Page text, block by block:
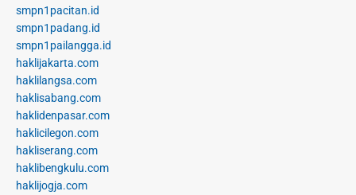
smpn1pacitan.id
smpn1padang.id
smpn1pailangga.id
haklijakarta.com
haklilangsa.com
haklisabang.com
haklidenpasar.com
haklicilegon.com
hakliserang.com
haklibengkulu.com
haklijogja.com